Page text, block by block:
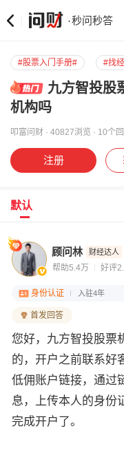
·秒问秒答
#股票入门手册# #找
九方智投股
机构吗
叩富问财 · 40827浏览 · 10个
注册
默认
顾问林 财经达人
帮助5.4万 好评
身份认证 入驻4年
首发回答
您好，九方智投股票
的， 开户之前联系好
低佣账户链接，通过
息，上传本人的身份
完成开户了。